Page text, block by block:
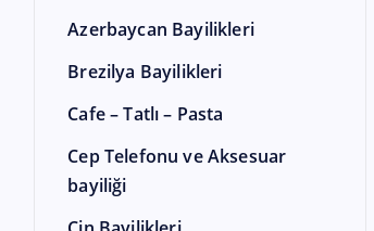
Azerbaycan Bayilikleri
Brezilya Bayilikleri
Cafe – Tatlı – Pasta
Cep Telefonu ve Aksesuar
bayiliği